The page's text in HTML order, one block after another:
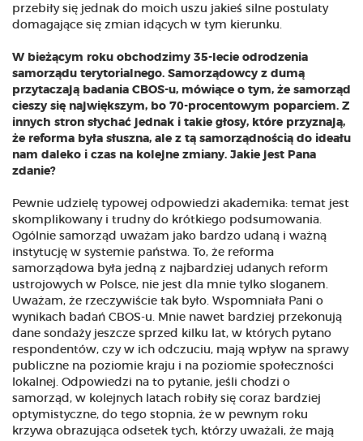
przebiły się jednak do moich uszu jakieś silne postulaty
domagające się zmian idących w tym kierunku.
W bieżącym roku obchodzimy 35-lecie odrodzenia
samorządu terytorialnego. Samorządowcy z dumą
przytaczają badania CBOS-u, mówiące o tym, że samorząd
cieszy się największym, bo 70-procentowym poparciem. Z
innych stron słychać jednak i takie głosy, które przyznają,
że reforma była słuszna, ale z tą samorządnością do ideału
nam daleko i czas na kolejne zmiany. Jakie jest Pana
zdanie?
Pewnie udzielę typowej odpowiedzi akademika: temat jest
skomplikowany i trudny do krótkiego podsumowania.
Ogólnie samorząd uważam jako bardzo udaną i ważną
instytucję w systemie państwa. To, że reforma
samorządowa była jedną z najbardziej udanych reform
ustrojowych w Polsce, nie jest dla mnie tylko sloganem.
Uważam, że rzeczywiście tak było. Wspomniała Pani o
wynikach badań CBOS-u. Mnie nawet bardziej przekonują
dane sondaży jeszcze sprzed kilku lat, w których pytano
respondentów, czy w ich odczuciu, mają wpływ na sprawy
publiczne na poziomie kraju i na poziomie społeczności
lokalnej. Odpowiedzi na to pytanie, jeśli chodzi o
samorząd, w kolejnych latach robiły się coraz bardziej
optymistyczne, do tego stopnia, że w pewnym roku
krzywa obrazująca odsetek tych, którzy uważali, że mają